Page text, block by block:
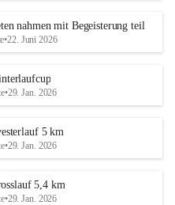
nahmen mit Begeisterung teil
•22. Juni 2026
•29. Jan. 2026
5 km
•29. Jan. 2026
5,4 km
•29. Jan. 2026